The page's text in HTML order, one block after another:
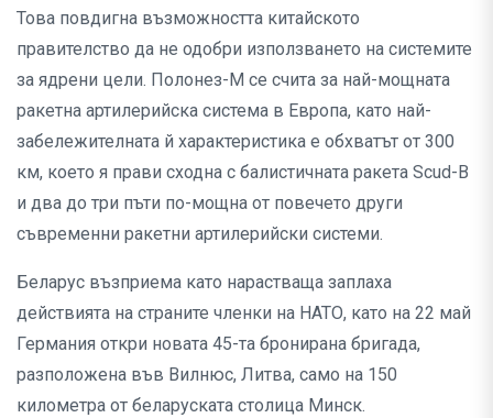
Това повдигна възможността китайското
правителство да не одобри използването на системите
за ядрени цели. Полонез-M се счита за най-мощната
ракетна артилерийска система в Европа, като най-
забележителната й характеристика е обхватът от 300
км, което я прави сходна с балистичната ракета Scud-B
и два до три пъти по-мощна от повечето други
съвременни ракетни артилерийски системи.
Беларус възприема като нарастваща заплаха
действията на страните членки на НАТО, като на 22 май
Германия откри новата 45-та бронирана бригада,
разположена във Вилнюс, Литва, само на 150
километра от беларуската столица Минск.